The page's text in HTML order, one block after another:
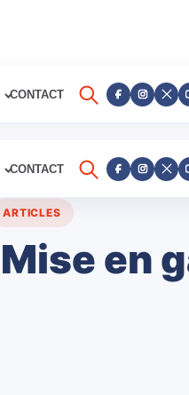
CONTACT
CONTACT
ARTICLES
Mise en